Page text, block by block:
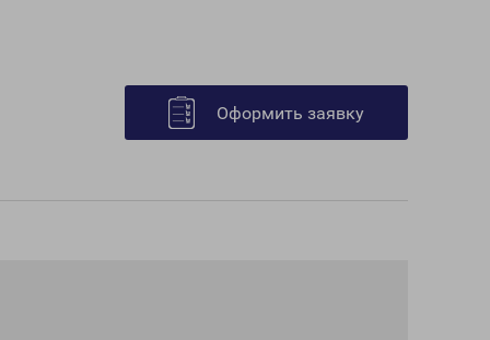
Оформить заявку